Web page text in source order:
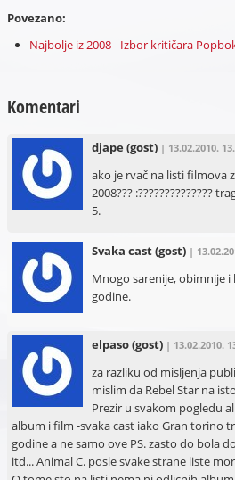
Povezano:
Najbolje iz 2008 - Izbor kritičara
Komentari
djape (gost) | 13.02.2010.
ako je rvač na listi filmova
2008??? :??????????????
5.
Svaka cast(gost) |
Mnogo sarenije, obimnije
godine.
elpaso(gost) | 13.02.2010.
za razliku od misljenja
mislim da Rebel Star na
Prezir u svakom pogledu
album i film -svaka cast iako Gran torino
godine a ne samo ove PS. zasto do bola
itd... Animal C. posle svake strane liste